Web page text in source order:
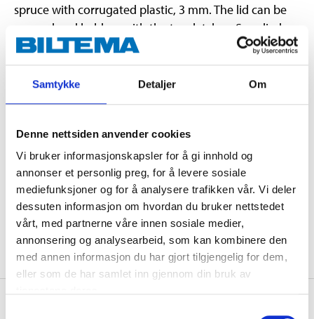
Samtykke Detaljer Om
Denne nettsiden anvender cookies
Vi bruker informasjonskapsler for å gi innhold og
annonser et personlig preg, for å levere sosiale
mediefunksjoner og for å analysere trafikken vår. Vi deler
dessuten informasjon om hvordan du bruker nettstedet
vårt, med partnerne våre innen sosiale medier,
annonsering og analysearbeid, som kan kombinere den
med annen informasjon du har gjort tilgjengelig for dem,
eller som de har samlet inn gjennom din bruk av
spruce with corrugated plastic, 3 mm. The lid can be
opened and held up with the two latches. Supplied
with four wooden washers for attaching the
greenhouse to the planter box. Dimensions 120 x 80 x
40/30 cm. NOTE! Planter box not included.
Technical specifications
Length
120 cm
Width
80 cm
Height
40/30 cm